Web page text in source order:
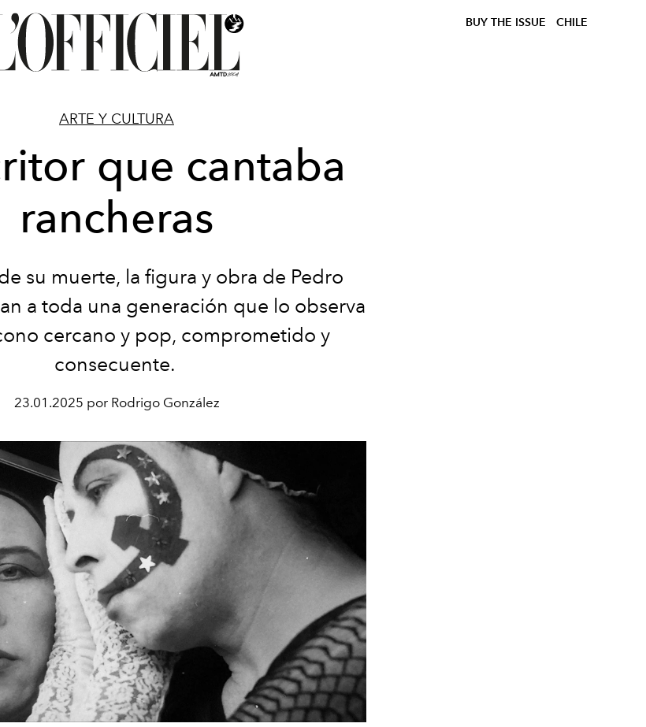
BUY THE ISSUE CHILE
ARTE Y CULTURA
que cantaba
rancheras
su muerte, la figura y obra de Pedro
a toda una generación que lo observa
cercano y pop, comprometido y
consecuente.
23.01.2025 por Rodrigo González